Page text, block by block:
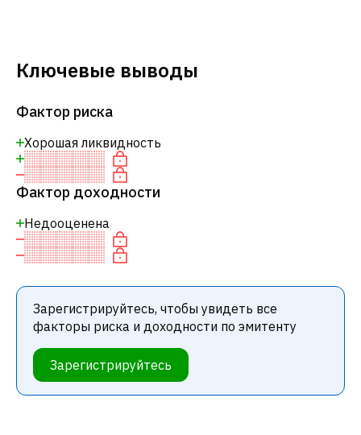
Ключевые выводы
Фактор риска
Хорошая ликвидность
Фактор доходности
Недооценена
Зарегистрируйтесь, чтобы увидеть все
факторы риска и доходности по эмитенту
Зарегистрируйтесь